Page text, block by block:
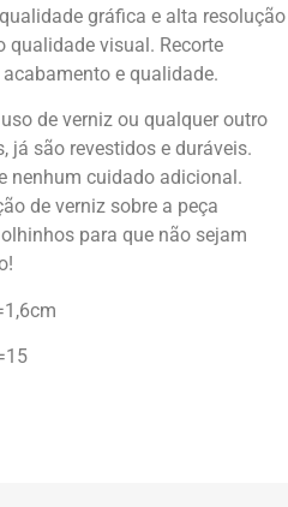
gráfica e alta resolução
qualidade visual. Recorte
e qualidade.
de verniz ou qualquer outro
já são revestidos e duráveis.
nenhum cuidado adicional.
de verniz sobre a peça
para que não sejam